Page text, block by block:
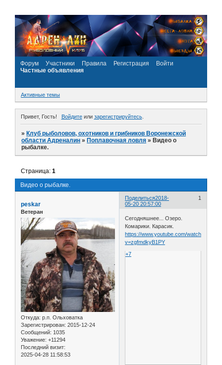
Форум Участники Правила Регистрация
Войти
Частные объявления
Активные темы
Привет, Гость! Войдитеили зарегистрируйтесь.
»Клуб рыболовов, охотников и грибников Воронежской
области Адреналин »Поплавочная ловля »Видео о
рыбалке.
Видео о рыбалке.
Страница:1
Поделиться 1
2018-
05-20 20:57:00
peskar
Ветеран
Откуда: р.п. Ольховатка
Зарегистрирован: 2015-12-24
Сообщений: 1035
Уважение: +11294
Последний визит:
2025-04-28 11:58:53
Сегодняшнее... Озеро.
Комарики. Карасик.
https://www.youtube.com/watch?
v=zgfmdkyB1PY
+7